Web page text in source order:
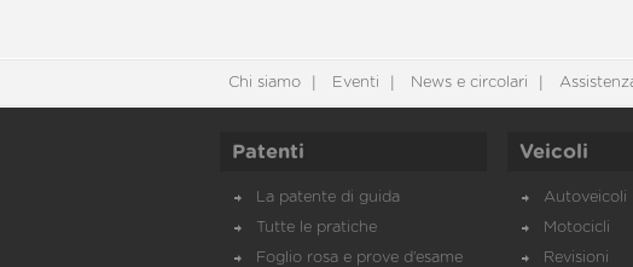
Chi siamo Eventi News e circolari
Patenti
La patente di guida
Tutte le pratiche
Foglio rosa e prove d’esame
Veicoli
Autoveicoli
Motocicli
Revisioni